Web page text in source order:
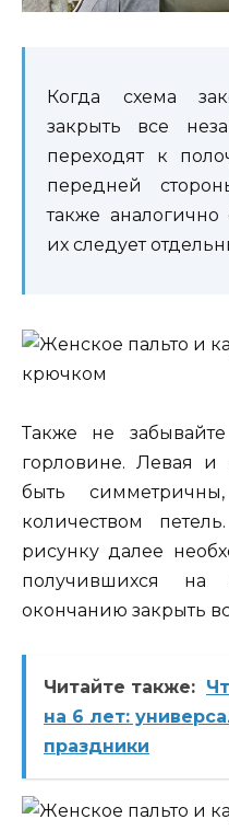
Когда схема
закрыть все
переходят к
передней
также аналогично
их следует
Также не
горловине. Левая и
быть
количеством
рисунку далее
получившихся
окончанию закрыть
Читайте также:
на 6 лет:
праздники